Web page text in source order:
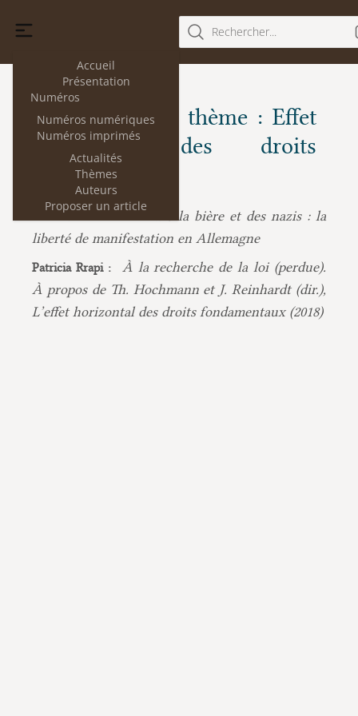
Accueil
Présentation
Numéros
Numéros numériques
Numéros imprimés
Actualités
Thèmes
Auteurs
Proposer un article
Rechercher...
Les articles du thème : Effet
horizontal des droits
fondamentaux
Thomas Hochmann :
De la bière et des nazis : la
liberté de manifestation en Allemagne
Patricia Rrapi :
À la recherche de la loi (perdue).
À propos de Th. Hochmann et J. Reinhardt (dir.),
L’effet horizontal des droits fondamentaux (2018)